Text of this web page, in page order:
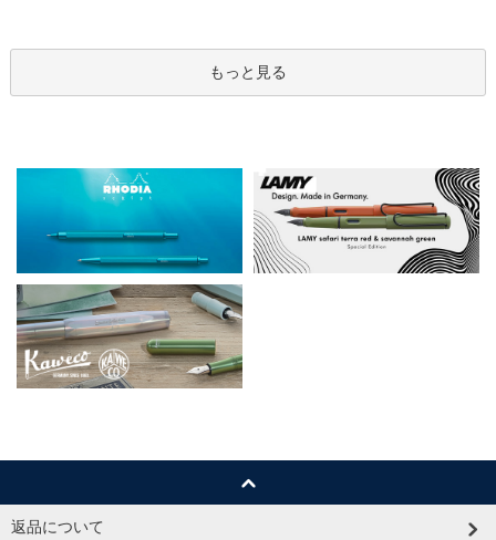
もっと見る
返品について